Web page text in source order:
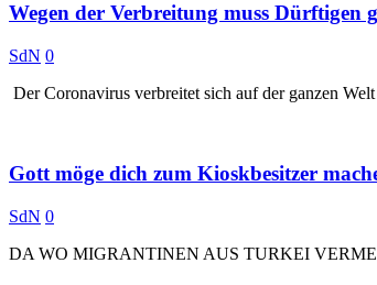
Wegen der Verbreitung muss Dürftigen
SdN 0
Der Coronavirus verbreitet sich auf der ganzen
Gott möge dich zum Kioskbesitzer
SdN 0
DA WO MIGRANTINEN AUS TURKEI